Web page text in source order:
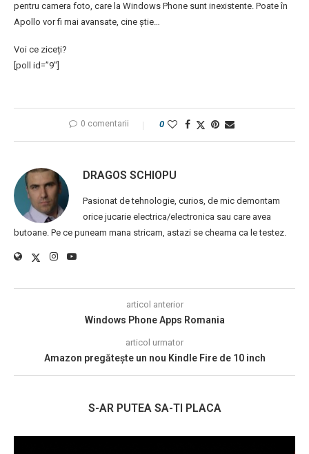
pentru camera foto, care la Windows Phone sunt inexistente. Poate în
Apollo vor fi mai avansate, cine știe…
Voi ce ziceți?
[poll id=”9″]
0 comentarii 0
DRAGOS SCHIOPU
Pasionat de tehnologie, curios, de mic demontam
orice jucarie electrica/electronica sau care avea
butoane. Pe ce puneam mana stricam, astazi se cheama ca le testez.
articol anterior
Windows Phone Apps Romania
articol urmator
Amazon pregătește un nou Kindle Fire de 10 inch
S-AR PUTEA SA-TI PLACA